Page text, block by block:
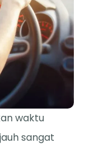
waktu
sangat